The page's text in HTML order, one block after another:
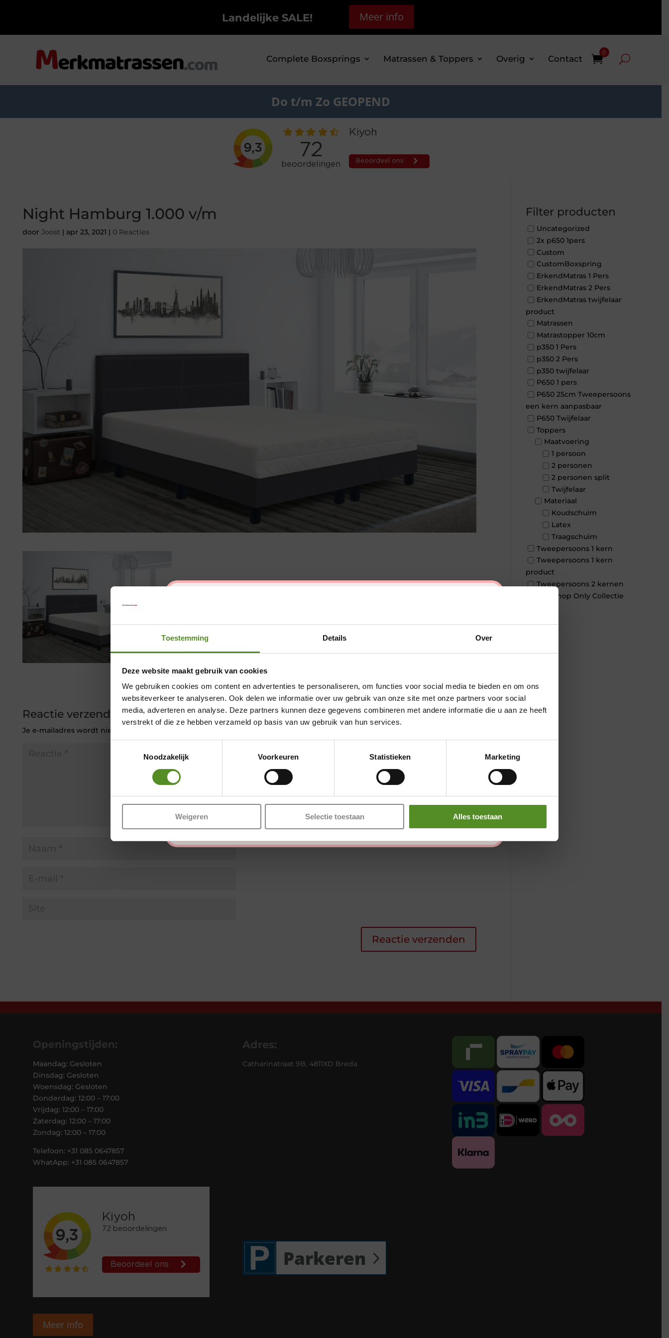
Toestemming Details Over
Deze website maakt gebruik van cookies
We gebruiken cookies om content en advertenties te personaliseren, om functies voor social media te bieden en om ons
websiteverkeer te analyseren. Ook delen we informatie over uw gebruik van onze site met onze partners voor social
media, adverteren en analyse. Deze partners kunnen deze gegevens combineren met andere informatie die u aan ze heeft
verstrekt of die ze hebben verzameld op basis van uw gebruik van hun services.
Noodzakelijk
Voorkeuren Statistieken Marketing
Weigeren Selectie toestaan Alles toestaan
Landelijke SALE! Meer info
Complete Boxsprings Matrassen & Toppers Overig Contact
0
Do t/m Zo GEOPEND
Night Hamburg 1.000 v/m
door Joost | apr 23, 2021 | 0 Reacties
Reactie verzenden
Je e-mailadres wordt niet gepubliceerd.
Filter producten
Uncategorized
2x p650 1pers
Custom
CustomBoxspring
ErkendMatras 1 Pers
ErkendMatras 2 Pers
ErkendMatras twijfelaar
product
Matrassen
Matrastopper 10cm
p350 1 Pers
p350 2 Pers
p350 twijfelaar
P650 1 pers
P650 25cm Tweepersoons
een kern aanpasbaar
P650 Twijfelaar
Toppers
Maatvoering
1 persoon
2 personen
2 personen split
Twijfelaar
Materiaal
Koudschuim
Latex
Traagschuim
Tweepersoons 1 kern
Tweepersoons 1 kern
product
Tweepersoons 2 kernen
Webshop Only Collectie
Openingstijden:
Maandag: Gesloten
Dinsdag: Gesloten
Woensdag: Gesloten
Donderdag: 12:00 – 17:00
Vrijdag: 12:00 – 17:00
Zaterdag: 12:00 – 17:00
Zondag: 12:00 – 17:00
Telefoon: +31 085 0647857
WhatApp: +31 085 0647857
Meer info
Adres:
Catharinatraat 9B, 4811XD Breda
Parkeren
Donderdag 12:00 – 17:00
Vrijdag 12:00 – 17:00
Zaterdag 12:00 – 17:00
Zondag 12:00 – 17:00